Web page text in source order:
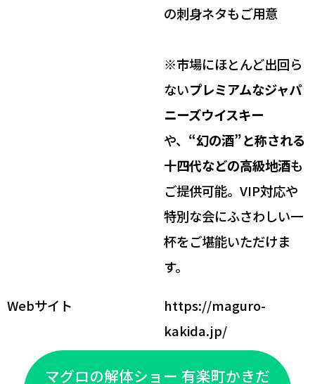
の刺身ネタもご用意
※市場にほとんど出回ら
ないプレミアムなジャパ
ニーズウイスキー
や、 “幻の酒”と称される
十四代などの高級地酒も
ご提供可能。VIP対応や
特別な会にふさわしい一
杯をご堪能いただけま
す。
Webサイト
https://maguro-
kakida.jp/
マグロの解体ショー 有楽町かきだ